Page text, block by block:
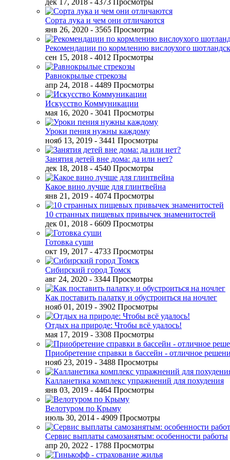
дек 17, 2018 - 4373 Просмотры
Сорта лука и чем они отличаются
янв 26, 2020 - 3565 Просмотры
Рекомендации по кормлению вислоухого
сен 15, 2018 - 4012 Просмотры
Равнокрылые стрекозы
апр 24, 2018 - 4489 Просмотры
Искусство Коммуникации
мая 16, 2020 - 3041 Просмотры
Уроки пения нужны каждому
нояб 13, 2019 - 3441 Просмотры
Занятия детей вне дома: да или нет?
дек 18, 2018 - 4540 Просмотры
Какое вино лучше для глинтвейна
янв 21, 2019 - 4074 Просмотры
10 странных пищевых привычек знаменитостей
дек 01, 2018 - 6609 Просмотры
Готовка суши
окт 19, 2017 - 4733 Просмотры
Сибирский город Томск
авг 24, 2020 - 3344 Просмотры
Как поставить палатку и обустроиться на ночлег
нояб 01, 2019 - 3902 Просмотры
Отдых на природе: Чтобы всё удалось!
мая 17, 2019 - 3308 Просмотры
Приобретение справки в бассейн - отличное
нояб 23, 2019 - 3488 Просмотры
Калланетика комплекс упражнений для похудения
янв 03, 2019 - 4464 Просмотры
Велотуром по Крыму
июль 30, 2014 - 4909 Просмотры
Сервис выплаты самозанятым: особенности работы
апр 20, 2022 - 1788 Просмотры